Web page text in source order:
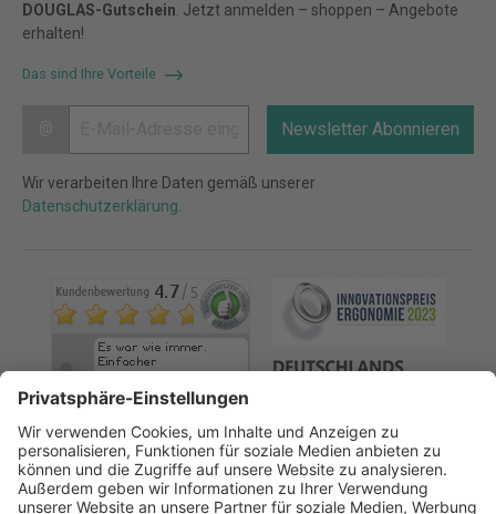
DOUGLAS-Gutschein. Jetzt anmelden – shoppen – Angebote
erhalten!
Das sind Ihre Vorteile
Newsletter Abonnieren
Wir verarbeiten Ihre Daten gemäß unserer
Datenschutzerklärung.